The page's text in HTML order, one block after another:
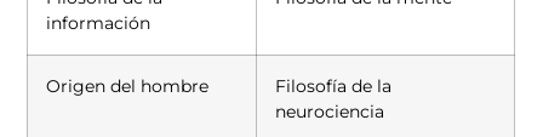
información
Origen del hombre
Filosofía de la
neurociencia